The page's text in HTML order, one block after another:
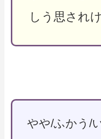
しう思され
やや/ふかう/